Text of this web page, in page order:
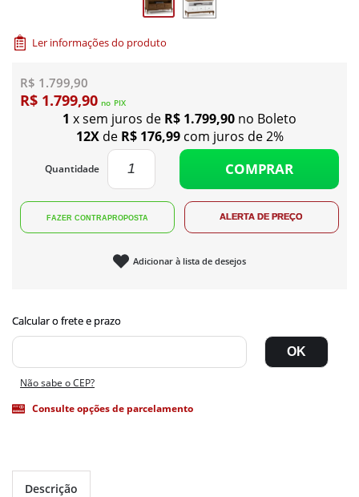
Ler informações do produto
R$ 1.799,90
R$ 1.799,90 no PIX
1 x sem juros de R$ 1.799,90 no Boleto
12Xde R$ 176,99 com juros de 2%
Quantidade COMPRAR
Adicionar à lista de desejos
Não sabe o CEP?
Consulte opções de parcelamento
Descrição